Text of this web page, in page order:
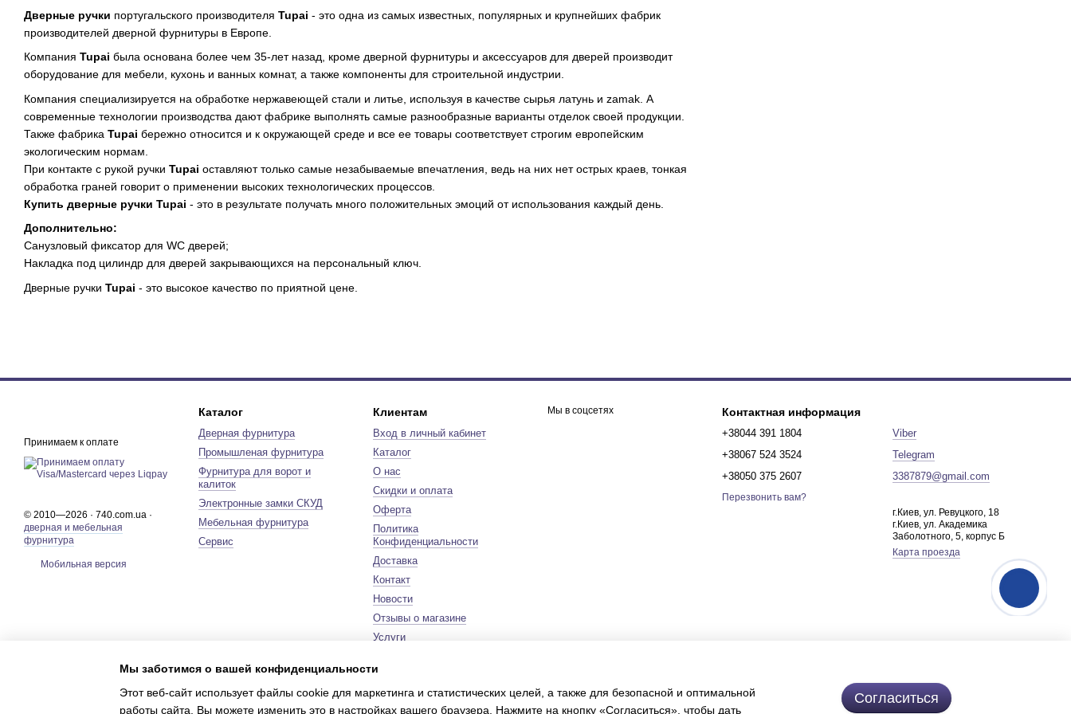
Дверные ручки португальского производителя Tupai - это одна из самых известных, популярных и крупнейших фабрик
производителей дверной фурнитуры в Европе.
Компания Tupai была основана более чем 35-лет назад, кроме дверной фурнитуры и аксессуаров для дверей производит
оборудование для мебели, кухонь и ванных комнат, а также компоненты для строительной индустрии.
Компания специализируется на обработке нержавеющей стали и литье, используя в качестве сырья латунь и zamak. А
современные технологии производства дают фабрике выполнять самые разнообразные варианты отделок своей продукции.
Также фабрика Tupai бережно относится и к окружающей среде и все ее товары соответствует строгим европейским
экологическим нормам.
При контакте с рукой ручки Tupai оставляют только самые незабываемые впечатления, ведь на них нет острых краев, тонкая
обработка граней говорит о применении высоких технологических процессов.
Купить дверные ручки Tupai - это в результате получать много положительных эмоций от использования каждый день.
Дополнительно:
Санузловый фиксатор для WC дверей;
Накладка под цилиндр для дверей закрывающихся на персональный ключ.
Дверные ручки Tupai - это высокое качество по приятной цене.
Принимаем к оплате
© 2010—2026 · 740.com.ua ·
дверная и мебельная
фурнитура
Мобильная версия
Каталог
Дверная фурнитура
Промышленая фурнитура
Фурнитура для ворот и
калиток
Электронные замки СКУД
Мебельная фурнитура
Сервис
Клиентам
Вход в личный кабинет
Каталог
О нас
Скидки и оплата
Оферта
Политика
Конфиденциальности
Доставка
Контакт
Новости
Отзывы о магазине
Услуги
Карта сайта
Сертификаты
Мы в соцсетях Контактная информация
+38044 391 1804
+38067 524 3524
+38050 375 2607
Перезвонить вам?
Viber
Telegram
3387879@gmail.com
г.Киев, ул. Ревуцкого, 18
г.Киев, ул. Академика
Заболотного, 5, корпус Б
Карта проезда
Мы заботимся о вашей конфиденциальности
Этот веб-сайт использует файлы cookie для маркетинга и статистических целей, а также для безопасной и оптимальной
работы сайта. Вы можете изменить это в настройках вашего браузера. Нажмите на кнопку «Согласиться», чтобы дать
Согласиться